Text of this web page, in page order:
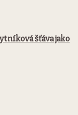
šťáva jako